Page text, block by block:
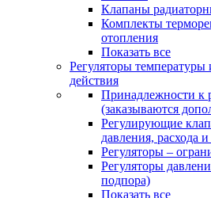
Клапаны
Комплекты
отопления
Показать все
Регуляторы температуры
действия
Принадлежности к
(заказываются
Регулирующие
давления, расхода
Регуляторы –
Регуляторы
подпора)
Показать все